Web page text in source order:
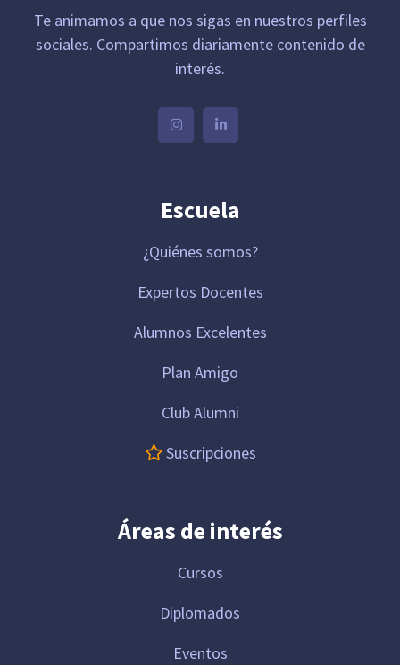
Te animamos a que nos sigas en nuestros perfiles
sociales. Compartimos diariamente contenido de
interés.
Escuela
¿Quiénes somos?
Expertos Docentes
Alumnos Excelentes
Plan Amigo
Club Alumni
Suscripciones
Áreas de interés
Cursos
Diplomados
Eventos